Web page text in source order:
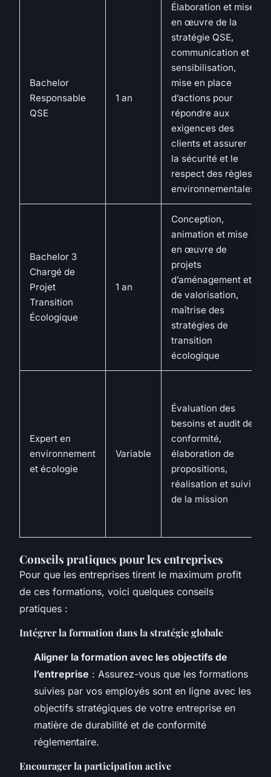
Bachelor
Responsable
QSE
1 an
Élaboration et mise
en œuvre de la
stratégie QSE,
communication et
sensibilisation,
mise en place
d’actions pour
répondre aux
exigences des
clients et assurer
la sécurité et le
respect des règles
environnementales
Bachelor 3
Chargé de
Projet
Transition
Écologique
1 an
Conception,
animation et mise
en œuvre de
projets
d’aménagement et
de valorisation,
maîtrise des
stratégies de
transition
écologique
Expert en
environnement
et écologie
Variable
Évaluation des
besoins et audit de
conformité,
élaboration de
propositions,
réalisation et suivi
de la mission
Conseils pratiques pour les entreprises
Pour que les entreprises tirent le maximum profit
de ces formations, voici quelques conseils
pratiques :
Intégrer la formation dans la stratégie globale
Aligner la formation avec les objectifs de
l’entreprise : Assurez-vous que les formations
suivies par vos employés sont en ligne avec les
objectifs stratégiques de votre entreprise en
matière de durabilité et de conformité
réglementaire.
Encourager la participation active